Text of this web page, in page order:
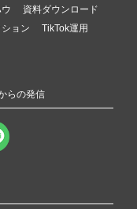
資料ダウンロード
ョン
TikTok運用
らの発信